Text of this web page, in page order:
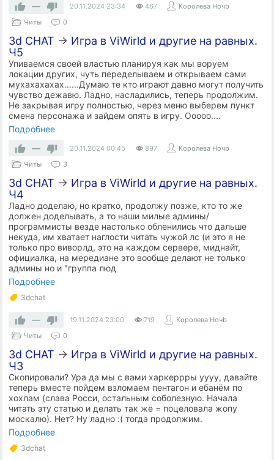
— 20.11.2024 23:34 467
Королева Ночb
Читы
0
3d CHAT → Игра в ViWirld и другие на равных.
Ч5
Упиваемся своей властью планируя как мы воруем
локации других, чуть переделываем и открываем сами
мухахахахах......Думаю те кто играют давно могут получить
чувство дежавю. Ладно, насладились, теперь продолжим.
Не закрывая игру полностью, через меню выберем пункт
смена персонажа и зайдем опять в игру. Ооооо....
Подробнее
—
20.11.2024 00:45 897
Королева Ночb
Читы
3
3d CHAT → Игра в ViWirld и другие на равных.
Ч4
Ладно доделаю, но кратко, продолжу позже, кто то же
должен доделывать, а то наши милые админы/
программисты везде настолько обленились что дальше
некуда, им хватает наглости читать чужой лс (и это я не
только про виворлд, это на каждом сервере, миднайт,
официалка, на мередиане это вообще делают не только
админы но и "группа люд
Подробнее
3dchat
— 19.11.2024 23:00 719
Королева Ночb
Читы
0
3d CHAT → Игра в ViWirld и другие на равных.
Ч3
Скопировали? Ура да мы с вами харкеррры уууу, давайте
теперь вместе пойдем взломаем пентагон и ебанём по
хохлам (слава Росси, остальным соболезную. Начала
читать эту статью и делать так же = поцеловала жопу
москалю). Нет? Ну ладно :( тогда продолжим.
Подробнее
3dchat